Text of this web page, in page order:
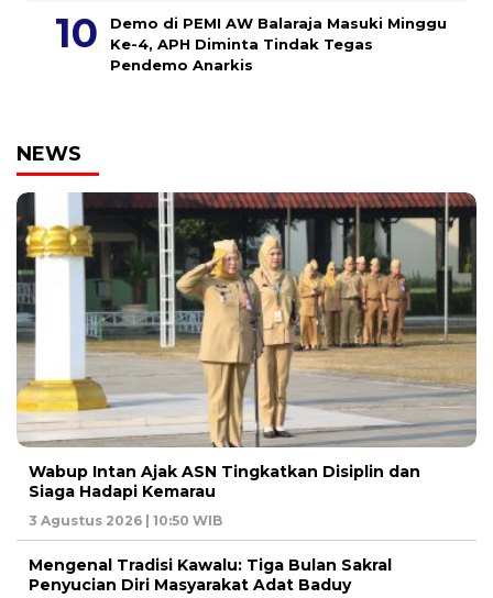
Demo di PEMI AW Balaraja Masuki Minggu
Ke-4, APH Diminta Tindak Tegas
Pendemo Anarkis
NEWS
Wabup Intan Ajak ASN Tingkatkan Disiplin dan
Siaga Hadapi Kemarau
3 Agustus 2026 | 10:50 WIB
Mengenal Tradisi Kawalu: Tiga Bulan Sakral
Penyucian Diri Masyarakat Adat Baduy